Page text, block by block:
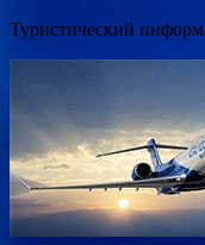
Туристический